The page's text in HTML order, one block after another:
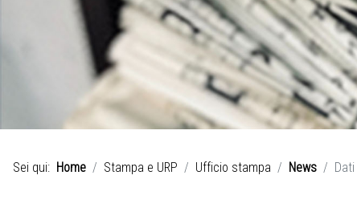
Sei qui: Home Stampa e URP Ufficio stampa News